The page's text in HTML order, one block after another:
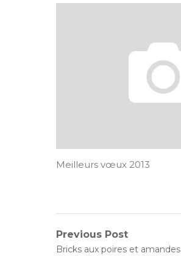
Meilleurs vœux 2013
Navigation
Previous Post
Previous
Bricks aux poires et amandes